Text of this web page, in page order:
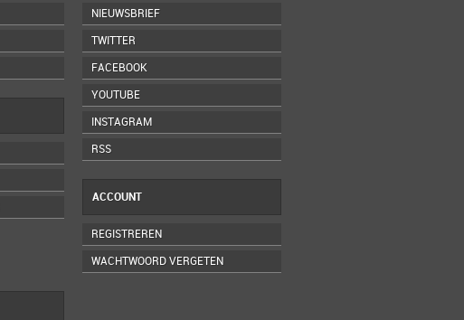
NIEUWSBRIEF
TWITTER
FACEBOOK
YOUTUBE
INSTAGRAM
RSS
ACCOUNT
REGISTREREN
WACHTWOORD VERGETEN